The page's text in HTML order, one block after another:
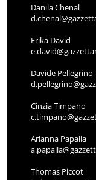
Danila Chenal
Erika David
Davide Pellegrino
Cinzia Timpano
Arianna Papalia
Thomas Piccot